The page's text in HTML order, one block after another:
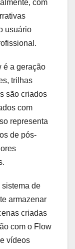
com
usuário
é a geração
trilhas
são criados
com
representa
de pós-
sistema de
armazenar
criadas
com o Flow
vídeos